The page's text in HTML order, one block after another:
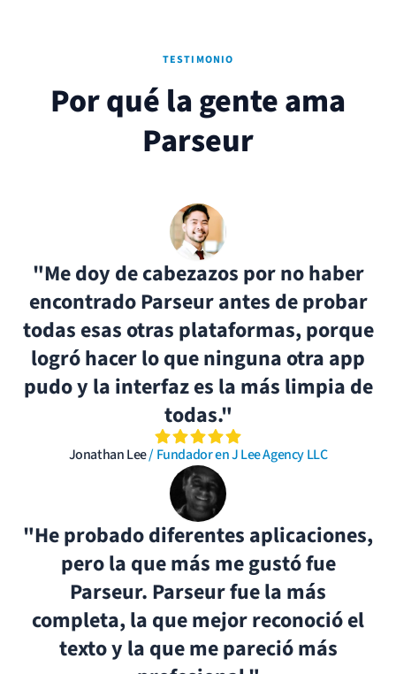
TESTIMONIO
Por qué la gente ama
Parseur
"Me doy de cabezazos por no haber
encontrado Parseur antes de probar
todas esas otras plataformas, porque
logró hacer lo que ninguna otra app
pudo y la interfaz es la más limpia de
todas."
Jonathan Lee/ Fundador en J Lee Agency LLC
"He probado diferentes aplicaciones,
pero la que más me gustó fue
Parseur. Parseur fue la más
completa, la que mejor reconoció el
texto y la que me pareció más